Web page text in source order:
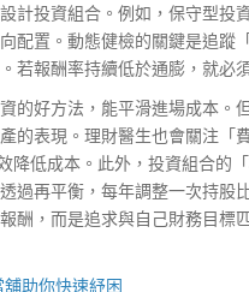
計投資組合。例如，保守型投
配置。動態健檢的關鍵是追蹤
若報酬率持續低於通膨，就必
的好方法，能平滑進場成本。
的表現。理財醫生也會關注「
降低成本。此外，投資組合的
過再平衡，每年調整一次持股
酬，而是追求與自己財務目標
舖助你快速紓困